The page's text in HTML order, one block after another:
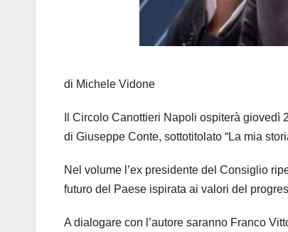
di Michele Vidone
Il Circolo Canottieri Napoli ospiterà
di Giuseppe Conte, sottotitolato “La mia
Nel volume l’ex presidente del Consiglio
futuro del Paese ispirata ai valori del
A dialogare con l’autore saranno Franco